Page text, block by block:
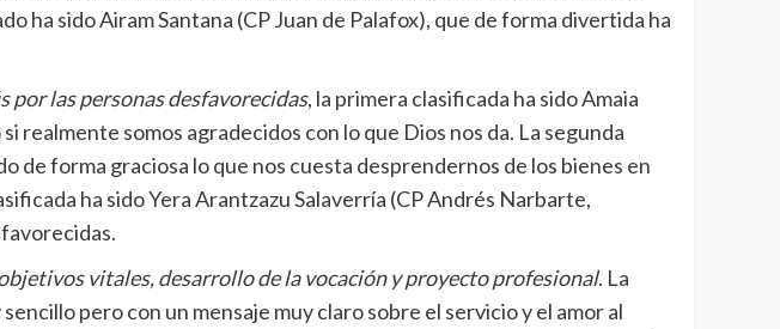
ha sido Airam Santana (CP Juan de Palafox), que de forma divertida ha
por las personas desfavorecidas, la primera clasificada ha sido Amaia
realmente somos agradecidos con lo que Dios nos da. La segunda
de forma graciosa lo que nos cuesta desprendernos de los bienes en
ha sido Yera Arantzazu Salaverría (CP Andrés Narbarte,
vitales, desarrollo de la vocación y proyecto profesional. La
pero con un mensaje muy claro sobre el servicio y el amor al